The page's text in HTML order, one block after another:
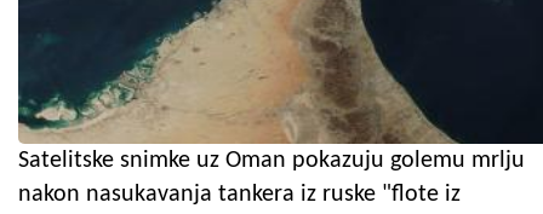
Satelitske snimke uz Oman pokazuju golemu mrlju
nakon nasukavanja tankera iz ruske "flote iz